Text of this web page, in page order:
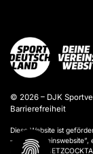
© 2026 – DJK
Barrierefreiheit
Diese Website ist
– Deine Vereinswebsite”,
DOSB und